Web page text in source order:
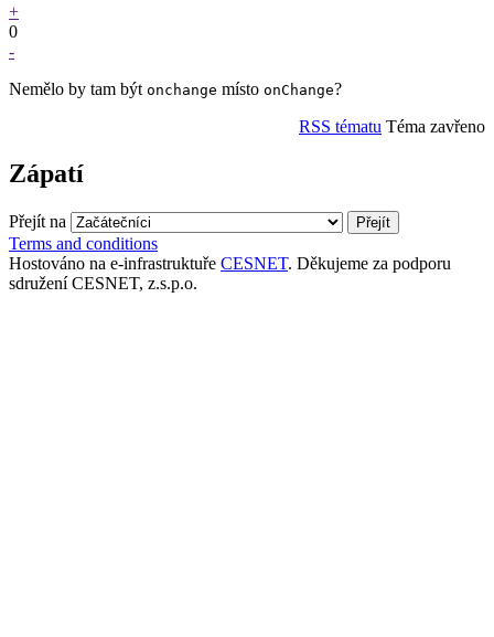
+
0
-
Nemělo by tam být onchange místo onChange?
RSS tématu Téma zavřeno
Zápatí
Přejít na
Terms and conditions
Hostováno na e-infrastruktuře CESNET. Děkujeme za podporu
sdružení CESNET, z.s.p.o.